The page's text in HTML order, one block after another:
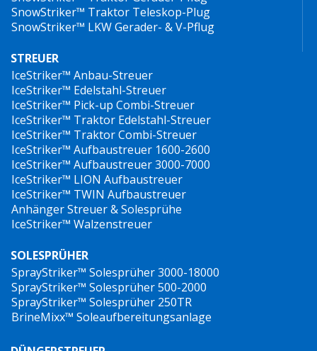
Frischwasser gespült werden. Darüber hinaus können
Viruzide und Biozide weitere Maßnahmen oder
Vorschriften des Desinfektionsmittelherstellers
erfordern.
Wenn Sie planen, Desinfektionsmittel in einem Hilltip-
Gerät zu verwenden, wenden Sie sich bitte an Ihre
Kontaktperson bei Hilltip. Wir beraten und
unterstützen Sie gerne, beim prüfen der
Materialverträglichkeit und schützen Sie vor
unangenehmen Überraschungen nach der Anwendung.
SnowStriker™ Traktor Teleskop-Plug
SnowStriker™ LKW Gerader- & V-Pflug
STREUER
IceStriker™ Anbau-Streuer
IceStriker™ Edelstahl-Streuer
IceStriker™ Pick-up Combi-Streuer
IceStriker™ Traktor Edelstahl-Streuer
IceStriker™ Traktor Combi-Streuer
IceStriker™ Aufbaustreuer 1600-2600
IceStriker™ Aufbaustreuer 3000-7000
IceStriker™ LION Aufbaustreuer
IceStriker™ TWIN Aufbaustreuer
Anhänger Streuer & Solesprühe
IceStriker™ Walzenstreuer
SOLESPRÜHER
SprayStriker™ Solesprüher 3000-18000
SprayStriker™ Solesprüher 500-2000
SprayStriker™ Solesprüher 250TR
BrineMixx™ Soleaufbereitungsanlage